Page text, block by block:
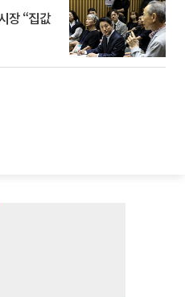
장 “집값